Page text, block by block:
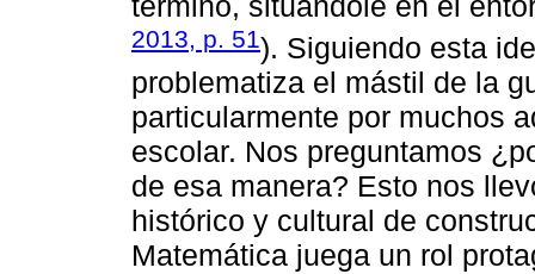
término, situándole en el
2013, p. 51). Siguiendo esta
problematiza el mástil de la
particularmente por muchos
escolar. Nos preguntamos
de esa manera? Esto nos
histórico y cultural de
Matemática juega un rol